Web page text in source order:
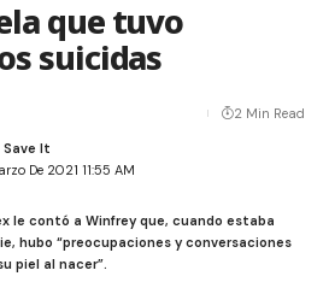
que tuvo
suicidas
De 2021 11:55 AM
2 Min Read
le contó a Winfrey que, cuando estaba
hubo “preocupaciones y conversaciones
piel al nacer”.